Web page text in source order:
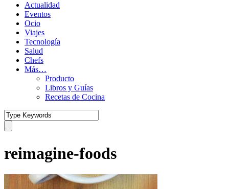
Actualidad
Eventos
Ocio
Viajes
Tecnología
Salud
Chefs
Más…
Producto
Libros y Guías
Recetas de Cocina
reimagine-foods